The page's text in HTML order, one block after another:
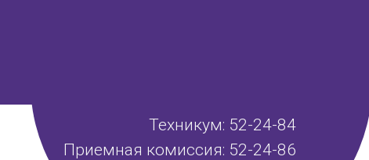
Техникум: 52-24-84
Приемная комиссия: 52-24-86